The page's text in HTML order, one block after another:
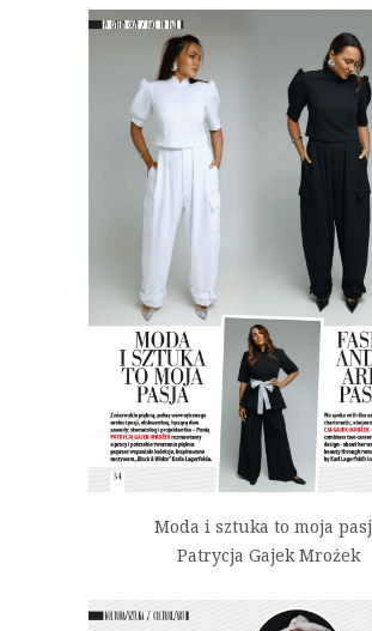
Moda i sztuka to moja
Patrycja Gajek Mrożek